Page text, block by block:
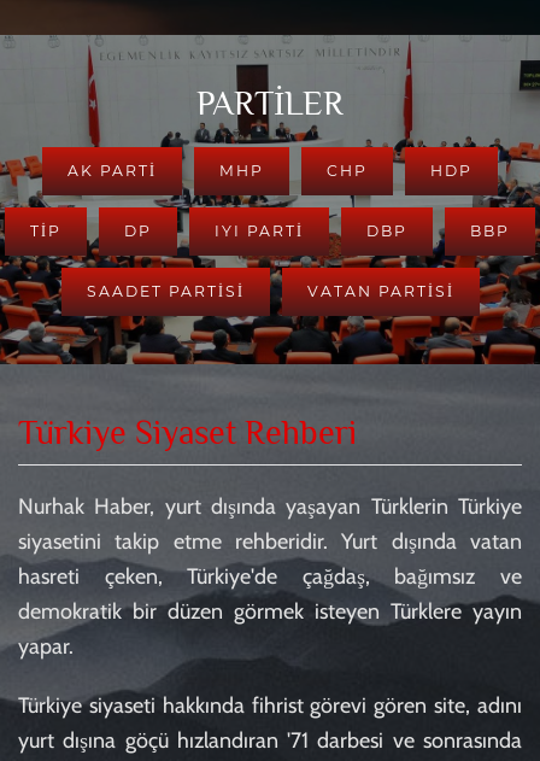
PARTİLER
AK PARTI MHP CHP HDP
TİP DP IYI PARTİ DBP BBP
SAADET PARTİSİ VATAN PARTİSİ
Türkiye Siyaset Rehberi
Nurhak Haber, yurt dışında yaşayan Türklerin Türkiye
siyasetini takip etme rehberidir. Yurt dışında vatan
hasreti çeken, Türkiye'de çağdaş, bağımsız ve
demokratik bir düzen görmek isteyen Türklere yayın
yapar.
Türkiye siyaseti hakkında fihrist görevi gören site, adını
yurt dışına göçü hızlandıran '71 darbesi ve sonrasında